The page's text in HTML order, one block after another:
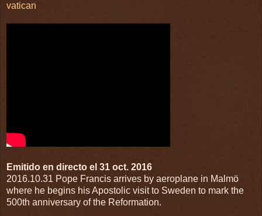
vatican
Emitido en directo el 31 oct. 2016
2016.10.31 Pope Francis arrives by aeroplane in Malmö
where he begins his Apostolic visit to Sweden to mark the
500th anniversary of the Reformation.